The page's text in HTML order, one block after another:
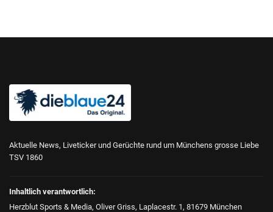
Aktuelle News, Liveticker und Gerüchte rund um Münchens grosse Liebe
TSV 1860
Inhaltlich verantwortlich:
Herzblut Sports & Media, Oliver Griss, Laplacestr. 1, 81679 München